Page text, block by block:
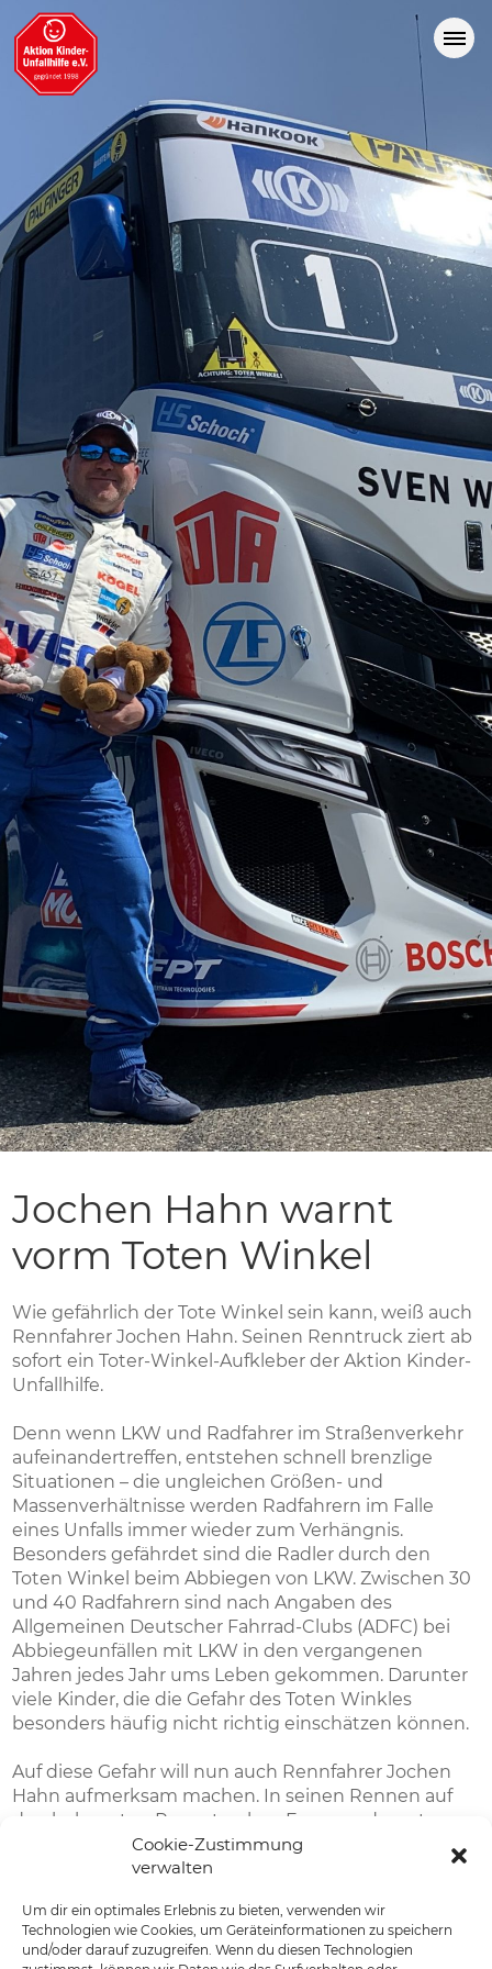
Cookie-Zustimmung
verwalten
Um dir ein optimales Erlebnis zu bieten, verwenden wir
Technologien wie Cookies, um Geräteinformationen zu speichern
und/oder darauf zuzugreifen. Wenn du diesen Technologien
Jochen Hahn warnt
vorm Toten Winkel
Wie gefährlich der Tote Winkel sein kann, weiß auch
Rennfahrer Jochen Hahn. Seinen Renntruck ziert ab
sofort ein Toter-Winkel-Aufkleber der Aktion Kinder-
Unfallhilfe.
Denn wenn LKW und Radfahrer im Straßenverkehr
aufeinandertreffen, entstehen schnell brenzlige
Situationen – die ungleichen Größen- und
Massenverhältnisse werden Radfahrern im Falle
eines Unfalls immer wieder zum Verhängnis.
Besonders gefährdet sind die Radler durch den
Toten Winkel beim Abbiegen von LKW. Zwischen 30
und 40 Radfahrern sind nach Angaben des
Allgemeinen Deutscher Fahrrad-Clubs (ADFC) bei
Abbiegeunfällen mit LKW in den vergangenen
Jahren jedes Jahr ums Leben gekommen. Darunter
viele Kinder, die die Gefahr des Toten Winkles
besonders häufig nicht richtig einschätzen können.
Auf diese Gefahr will nun auch Rennfahrer Jochen
Hahn aufmerksam machen. In seinen Rennen auf
den bekannten Rennstrecken Europas, darunter
etwa der Nürburgring, die Rennstrecke von Misano
oder der Hungaroring in Ungarn, hat der mehrfache
Haarnadelkurven und gefährlichen Bremsmanövern
zu kämpfen, doch er weiß, wie gefährlich es auch im